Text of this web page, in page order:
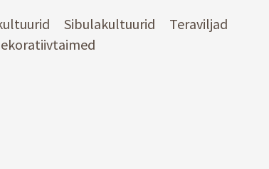
Sibulakultuurid
Teraviljad